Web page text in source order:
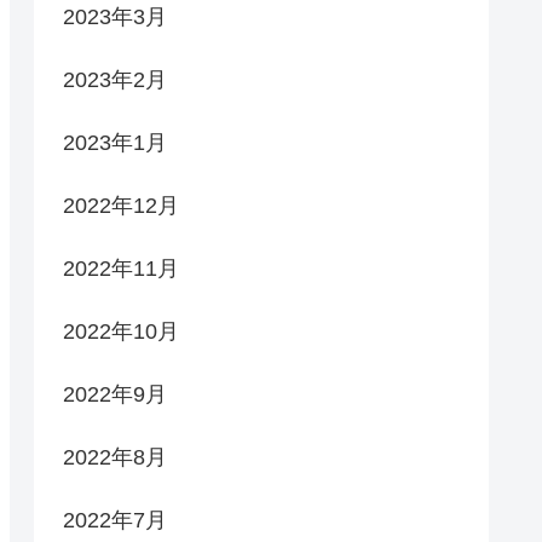
2023年3月
2023年2月
2023年1月
2022年12月
2022年11月
2022年10月
2022年9月
2022年8月
2022年7月